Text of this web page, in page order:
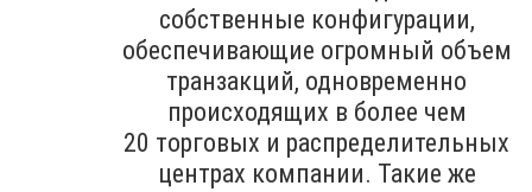
собственные конфигурации,
обеспечивающие огромный объем
транзакций, одновременно
происходящих в более чем
20 торговых и распределительных
центрах компании. Такие же